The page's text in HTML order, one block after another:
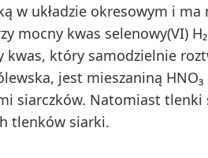
w układzie okresowym i
mocny kwas selenowy(VI)
kwas, który samodzielnie
jest mieszaniną
siarczków. Natomiast tlenki
tlenków siarki.